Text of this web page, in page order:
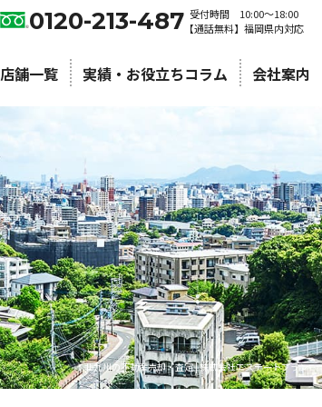
0120-213-487 受付時間 10:00〜18:00
【通話無料】福岡県内対応
店舗一覧 実績・お役立ちコラム 会社案内
北九州の不動産売却・査定 | 株式会社エステートプラン